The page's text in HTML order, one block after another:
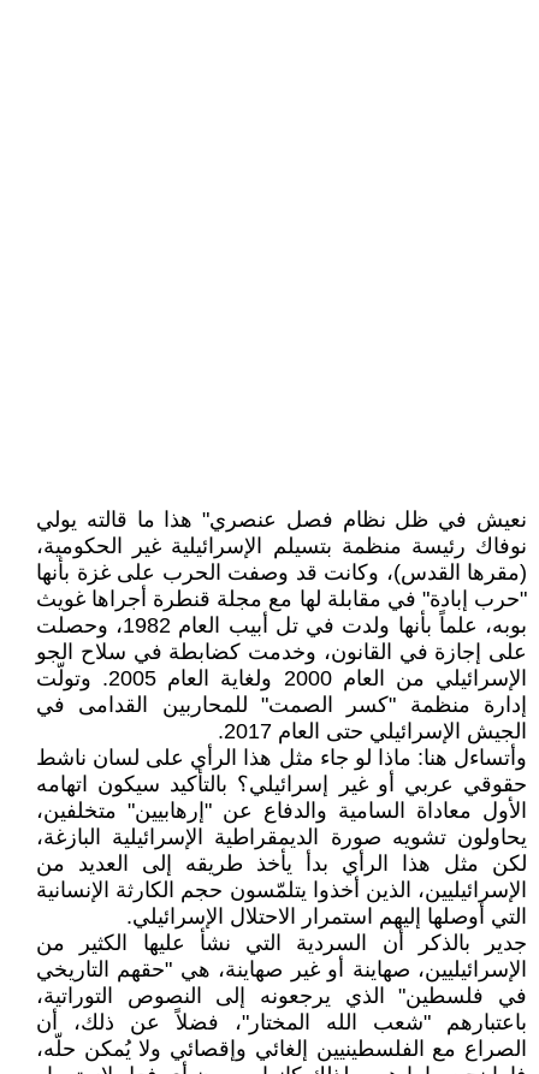
نعيش في ظل نظام فصل عنصري" هذا ما قالته يولي
نوفاك رئيسة منظمة بتسيلم الإسرائيلية غير الحكومية،
(مقرها القدس)، وكانت قد وصفت الحرب على غزة بأنها
"حرب إبادة" في مقابلة لها مع مجلة قنطرة أجراها غويث
بوبه، علماً بأنها ولدت في تل أبيب العام 1982، وحصلت
على إجازة في القانون، وخدمت كضابطة في سلاح الجو
الإسرائيلي من العام 2000 ولغاية العام 2005. وتولّت
إدارة منظمة "كسر الصمت" للمحاربين القدامى في
الجيش الإسرائيلي حتى العام 2017.
وأتساءل هنا: ماذا لو جاء مثل هذا الرأي على لسان ناشط
حقوقي عربي أو غير إسرائيلي؟ بالتأكيد سيكون اتهامه
الأول معاداة السامية والدفاع عن "إرهابيين" متخلفين،
يحاولون تشويه صورة الديمقراطية الإسرائيلية البازغة،
لكن مثل هذا الرأي بدأ يأخذ طريقه إلى العديد من
الإسرائيليين، الذين أخذوا يتلمّسون حجم الكارثة الإنسانية
التي أوصلها إليهم استمرار الاحتلال الإسرائيلي.
جدير بالذكر أن السردية التي نشأ عليها الكثير من
الإسرائيليين، صهاينة أو غير صهاينة، هي "حقهم التاريخي
في فلسطين" الذي يرجعونه إلى النصوص التوراتية،
باعتبارهم "شعب الله المختار"، فضلاً عن ذلك، أن
الصراع مع الفلسطينيين إلغائي وإقصائي ولا يُمكن حلّه،